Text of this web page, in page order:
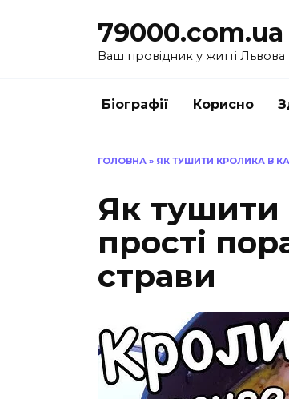
79000.com.ua
Ваш провідник у житті Львова
Біографії Корисно
ГОЛОВНА » ЯК ТУШИТИ КРОЛИКА В
Як тушити
прості
страви